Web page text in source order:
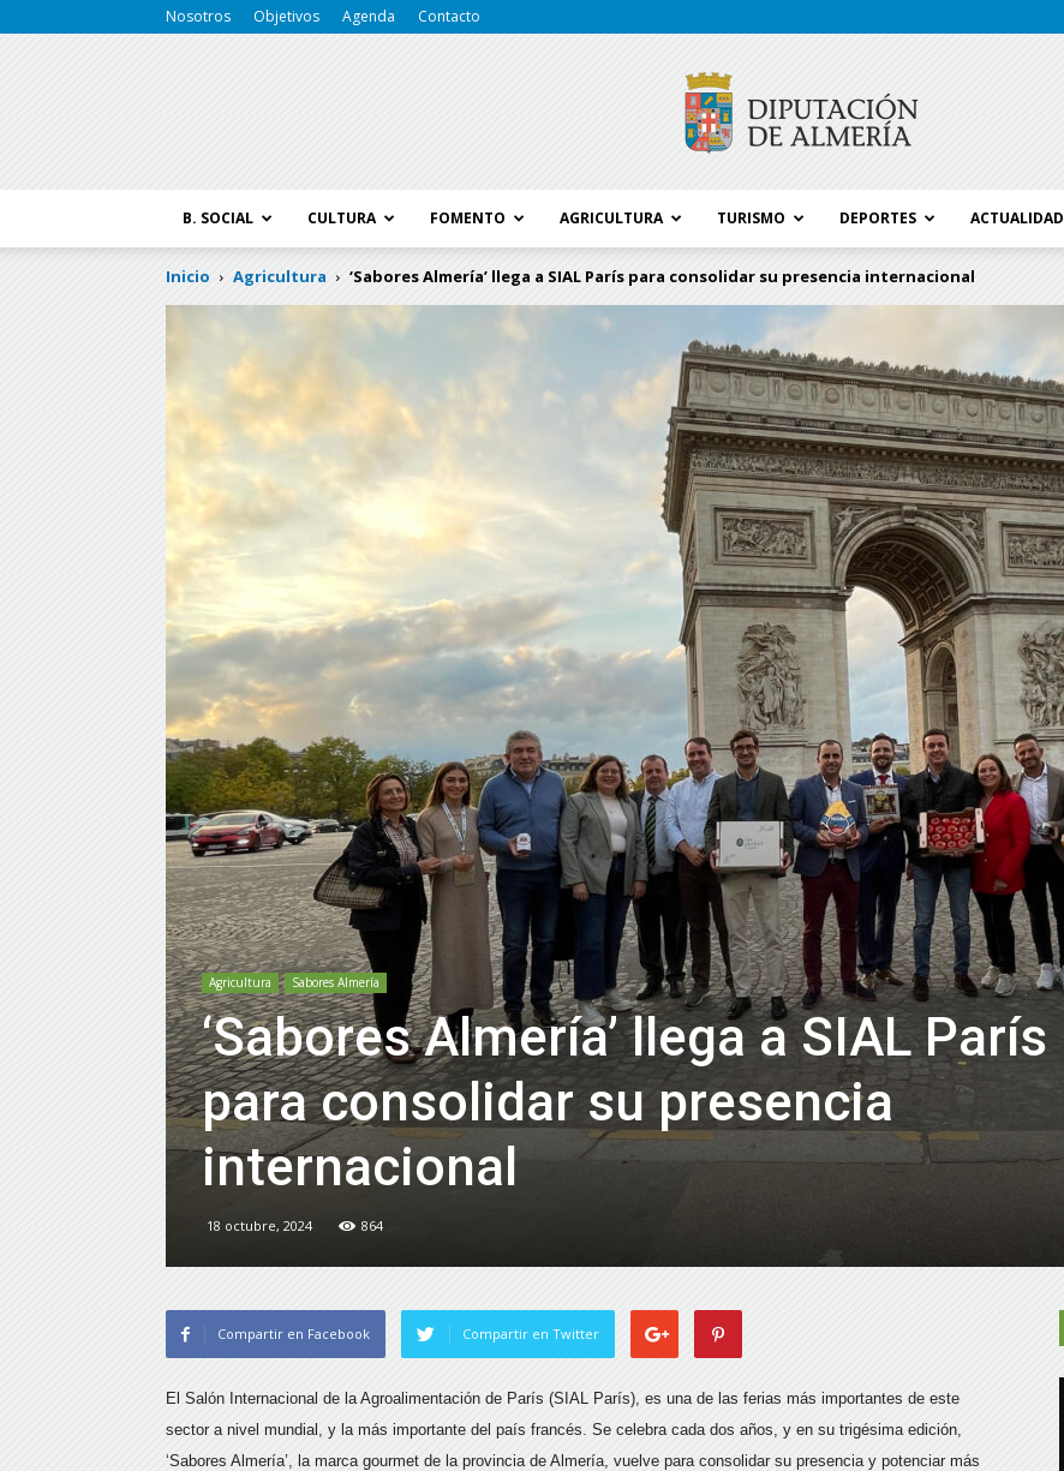
Nosotros Objetivos Agenda Contacto
Diputación
de
Almería
B. SOCIAL CULTURA FOMENTO AGRICULTURA TURISMO DEPORTES ACTUALIDAD
Inicio Agricultura ‘Sabores Almería’ llega a SIAL París para consolidar su presencia internacional
Agricultura Sabores Almería
‘Sabores Almería’ llega a SIAL París
para consolidar su presencia
internacional
18 octubre, 2024 864
Compartir en Facebook Compartir en Twitter
El Salón Internacional de la Agroalimentación de París (SIAL París), es una de las ferias más importantes de este
sector a nivel mundial, y la más importante del país francés. Se celebra cada dos años, y en su trigésima edición,
‘Sabores Almería’, la marca gourmet de la provincia de Almería, vuelve para consolidar su presencia y potenciar más